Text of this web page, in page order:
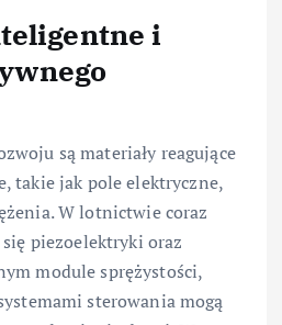
i
są materiały reagujące
takie jak pole elektryczne,
W lotnictwie coraz
piezoelektryki oraz
module sprężystości,
sterowania mogą